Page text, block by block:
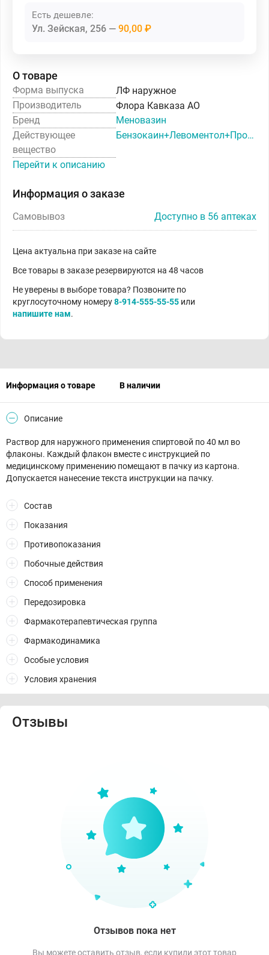
Есть дешевле:
Ул. Зейская, 256 90,00 ₽
О товаре
Форма выпуска
ЛФ наружное
Производитель
Флора Кавказа АО
Бренд
Меновазин
Действующее
вещество
Бензокаин+Левоментол+Прокаин
Перейти к описанию
Информация о заказе
Самовывоз Доступно в 56 аптеках
Цена актуальна при заказе на сайте
Все товары в заказе резервируются на 48 часов
Не уверены в выборе товара? Позвоните по
круглосуточному номеру8-914-555-55-55 или
напишите нам.
Информация о товаре В наличии
Описание
Раствор для наружного применения спиртовой по 40 мл во
флаконы. Каждый флакон вместе с инструкцией по
медицинскому применению помещают в пачку из картона.
Допускается нанесение текста инструкции на пачку.
Состав
Показания
Противопоказания
Побочные действия
Способ применения
Передозировка
Фармакотерапевтическая группа
Фармакодинамика
Особые условия
Условия хранения
Отзывы
Отзывов пока нет
Вы можете оставить отзыв, если купили этот товар